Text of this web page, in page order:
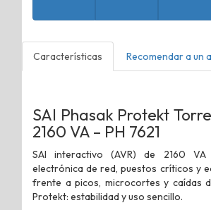
Características Recomendar a un
SAI Phasak Protekt
2160 VA – PH 7621
SAI interactivo (AVR) de 2160
electrónica de red, puestos críticos y
frente a picos, microcortes y caídas
Protekt: estabilidad y uso sencillo.